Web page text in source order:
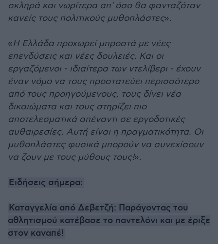
σκληρά και νωρίτερα απ' όσο θα φανταζόταν
κανείς τους πολιτικούς μυθοπλάστες».
«Η Ελλάδα προχωρεί μπροστά με νέες
επενδύσεις και νέες δουλειές. Και οι
εργαζόμενοι - ιδιαίτερα των ντελίβερι - έχουν
έναν νόμο να τους προστατεύει περισσότερο
από τους προηγούμενους, τους δίνει νέα
δικαιώματα και τους στηρίζει πιο
αποτελεσματικά απέναντι σε εργοδοτικές
αυθαιρεσίες. Αυτή είναι η πραγματικότητα. Οι
μυθοπλάστες φυσικά μπορούν να συνεχίσουν
να ζουν με τους μύθους τους!».
Ειδήσεις σήμερα:
Καταγγελία από Δεβετζή: Παράγοντας του
αθλητισμού κατέβασε το παντελόνι και με έριξε
στον καναπέ!